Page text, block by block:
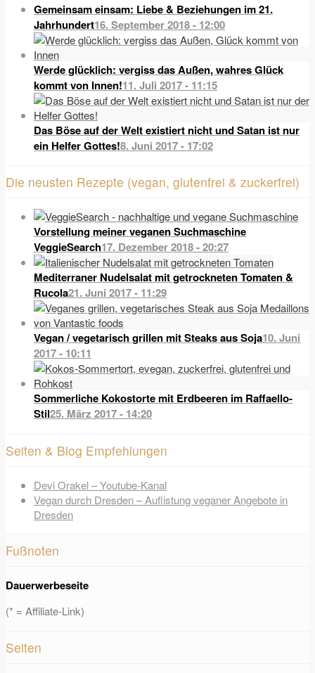
Gemeinsam einsam: Liebe & Beziehungen im 21.
Jahrhundert16. September 2018 - 12:00
Werde glücklich: vergiss das Außen, wahres Glück
kommt von Innen!11. Juli 2017 - 11:15
Das Böse auf der Welt existiert nicht und Satan ist nur
ein Helfer Gottes!8. Juni 2017 - 17:02
Die neusten Rezepte (vegan, glutenfrei & zuckerfrei)
Vorstellung meiner veganen Suchmaschine
VeggieSearch17. Dezember 2018 - 20:27
Mediterraner Nudelsalat mit getrockneten Tomaten &
Rucola21. Juni 2017 - 11:29
Vegan / vegetarisch grillen mit Steaks aus Soja10. Juni
2017 - 10:11
Sommerliche Kokostorte mit Erdbeeren im Raffaello-
Stil25. März 2017 - 14:20
Seiten & Blog Empfehlungen
Devi Orakel – Youtube-Kanal
Vegan durch Dresden – Auflistung veganer Angebote in
Dresden
Fußnoten
Dauerwerbeseite
(* = Affiliate-Link)
Seiten